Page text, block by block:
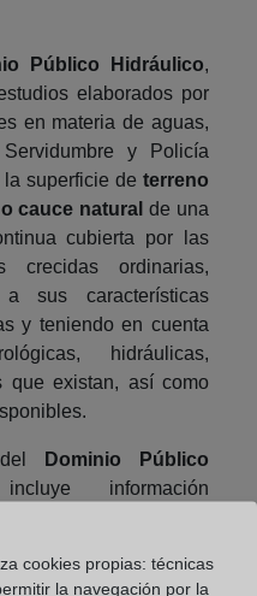
Público Hidráulico,
elaborados por
en materia de aguas,
y Policía
superficie de terreno
cauce natural de una
cubierta por las
ordinarias,
a sus características
y teniendo en cuenta
hidráulicas,
que existan, así como
Dominio Público
información
del litoral. Debido a la
cookies propias: técnicas
la navegación por la